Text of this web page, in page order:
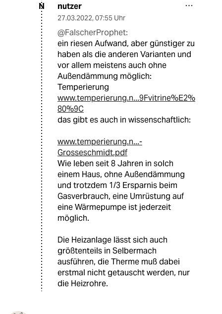
N nutzer
27.03.2022, 07:55 Uhr
@FalscherProphet:
ein riesen Aufwand, aber günstiger zu
haben als die anderen Varianten und
vor allem meistens auch ohne
Außendämmung möglich:
Temperierung
www.temperierung.n...9Fvitrine%E2%
80%9C
das gibt es auch in wissenschaftlich:
www.temperierung.n...-
Grosseschmidt.pdf
Wie leben seit 8 Jahren in solch
einem Haus, ohne Außendämmung
und trotzdem 1/3 Ersparnis beim
Gasverbrauch, eine Umrüstung auf
eine Wärmepumpe ist jederzeit
möglich.
Die Heizanlage lässt sich auch
größtenteils in Selbermach
ausführen, die Therme muß dabei
erstmal nicht getauscht werden, nur
die Heizrohre.